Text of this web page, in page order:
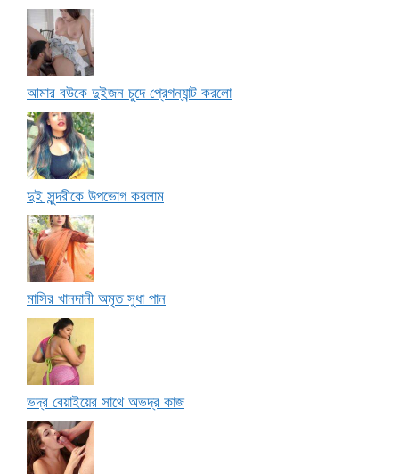
আমার বউকে দুইজন চুদে প্রেগন্যান্ট করলো
দুই সুন্দরীকে উপভোগ করলাম
মাসির খানদানী অমৃত সুধা পান
ভদ্র বেয়াইয়ের সাথে অভদ্র কাজ